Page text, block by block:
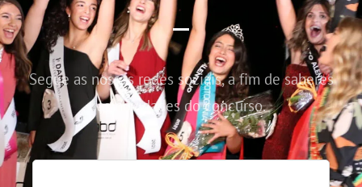
Segue as nossas redes sociais, a fim de saberes
as novidades do concurso.